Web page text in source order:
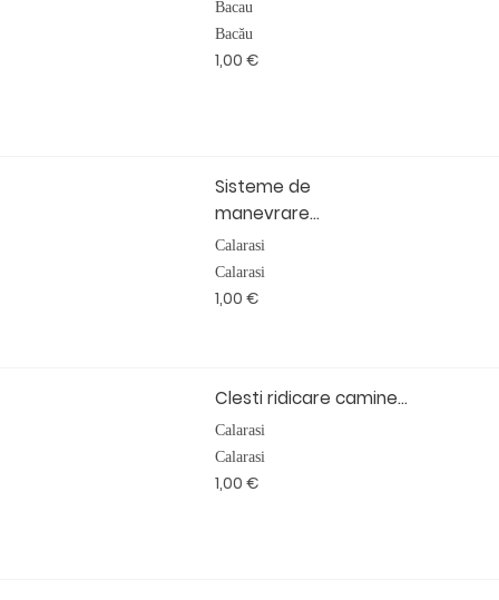
Bacau
Bacău
1,00 €
Sisteme de
manevrare...
Calarasi
Calarasi
1,00 €
Clesti ridicare camine...
Calarasi
Calarasi
1,00 €